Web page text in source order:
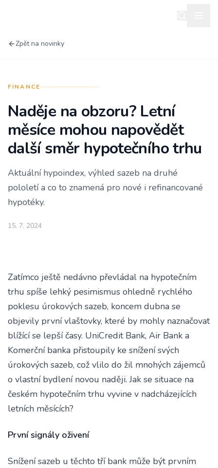
Zpět na novinky
FINANCE
Naděje na obzoru? Letní
měsíce mohou napovědět
další směr hypotečního trhu
Aktuální hypoindex, výhled sazeb na druhé
pololetí a co to znamená pro nové i refinancované
hypotéky.
15. 7. 2024
Zatímco ještě nedávno převládal na hypotečním
trhu spíše lehký pesimismus ohledně rychlého
poklesu úrokových sazeb, koncem dubna se
objevily první vlaštovky, které by mohly naznačovat
blížící se lepší časy. UniCredit Bank, Air Bank a
Komerční banka přistoupily ke snížení svých
úrokových sazeb, což vlilo do žil mnohých zájemců
o vlastní bydlení novou naději. Jak se situace na
českém hypotečním trhu vyvine v nadcházejících
letních měsících?
První signály oživení
Snížení sazeb u těchto tří bank může být prvním